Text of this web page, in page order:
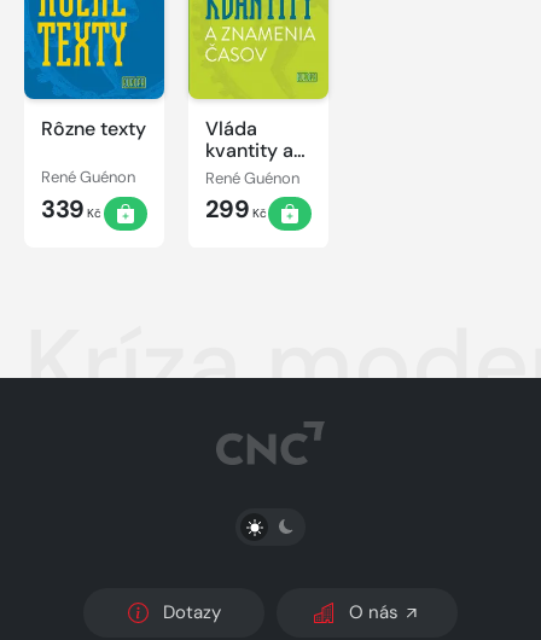
Rôzne texty
René Guénon
339 Kč
Vláda
kvantity a
znamenia
časov
René Guénon
299 Kč
Kríza
PŘEPNOUT SVĚTLÝ/TMAVÝ REŽIM
Dotazy O nás